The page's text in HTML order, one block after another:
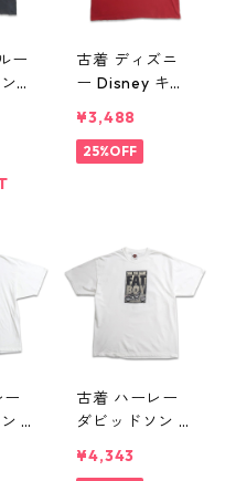
ー
ズ
古着 ディズニ
ー Disney キャ
ー プリントTシ
ャツ レッド 表
¥3,488
25%OFF
H
サ
古着 ハーレー
ダビッドソン H
ON モーターサ
¥4,343